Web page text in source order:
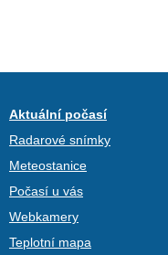
Aktuální počasí
Radarové snímky
Meteostanice
Počasí u vás
Webkamery
Teplotní mapa